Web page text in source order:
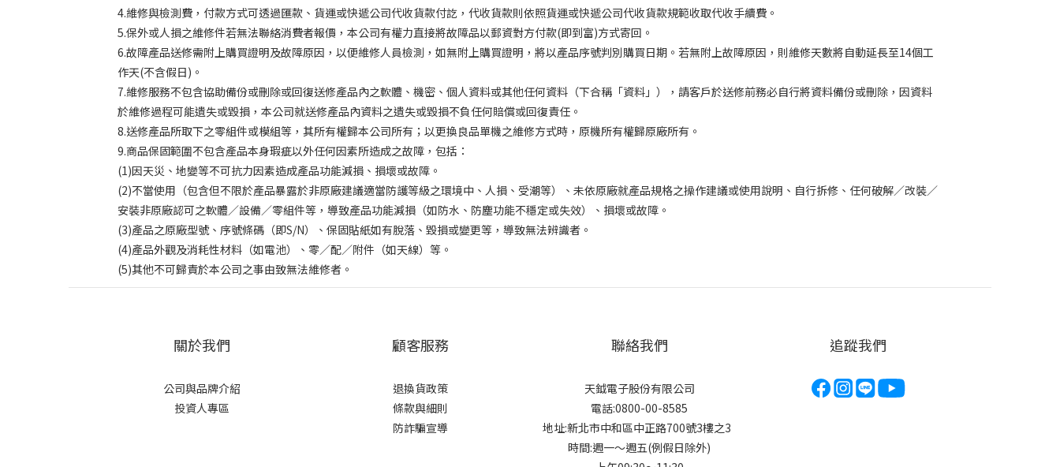
4.維修與檢測費，付款方式可透過匯款、貨運或快遞公司代收貨款付訖，代收貨款則依照貨運或快遞公司代收貨款規範收取代收手續費。
5.保外或人損之維修件若無法聯絡消費者報價，本公司有權力直接將故障品以郵資對方付款(即到富)方式寄回。
6.故障產品送修需附上購買證明及故障原因，以便維修人員檢測，如無附上購買證明，將以產品序號判別購買日期。若無附上故障原因，則維修天數將自動延長至14個工
作天(不含假日)。
7.維修服務不包含協助備份或刪除或回復送修產品內之軟體、機密、個人資料或其他任何資料（下合稱「資料」），請客戶於送修前務必自行將資料備份或刪除，因資料
於維修過程可能遺失或毀損，本公司就送修產品內資料之遺失或毀損不負任何賠償或回復責任。
8.送修產品所取下之零組件或模組等，其所有權歸本公司所有；以更換良品單機之維修方式時，原機所有權歸原廠所有。
9.商品保固範圍不包含產品本身瑕疵以外任何因素所造成之故障，包括：
(1)因天災、地變等不可抗力因素造成產品功能減損、損壞或故障。
(2)不當使用（包含但不限於產品暴露於非原廠建議適當防護等級之環境中、人損、受潮等）、未依原廠就產品規格之操作建議或使用說明、自行拆修、任何破解／改裝／
安裝非原廠認可之軟體／設備／零組件等，導致產品功能減損（如防水、防塵功能不穩定或失效）、損壞或故障。
(3)產品之原廠型號、序號條碼（即S/N）、保固貼紙如有脫落、毀損或變更等，導致無法辨識者。
(4)產品外觀及消耗性材料（如電池）、零／配／附件（如天線）等。
(5)其他不可歸責於本公司之事由致無法維修者。
關於我們
公司與品牌介紹
投資人專區
顧客服務
退換貨政策
條款與細則
防詐騙宣導
聯絡我們
天鉞電子股份有限公司
電話:0800-00-8585
地址:新北市中和區中正路700號3樓之3
時間:週一～週五(例假日除外)
追蹤我們